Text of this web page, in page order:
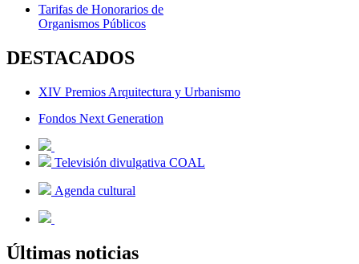
Tarifas de Honorarios de
Organismos Públicos
DESTACADOS
XIV Premios Arquitectura y Urbanismo
Fondos Next Generation
Televisión divulgativa COAL
Agenda cultural
Últimas noticias